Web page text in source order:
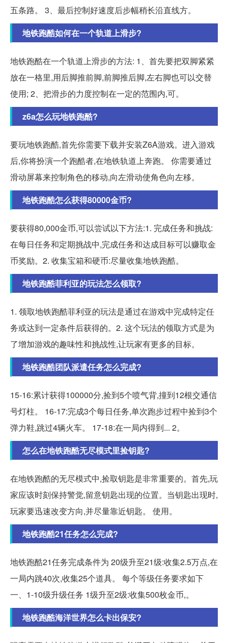
五条路。 3、最后控制好速度后步幅稍长沿直线方。
地铁跑酷如何在一个轨道上滑步?
地铁跑酷在一个轨道上滑步的方法: 1、首先要把双脚紧紧
放在一格里,用后脚推前脚,前脚推后脚,左右脚也可以交替
使用; 2、把滑步的力度控制在一定的范围内,可。
z6a怎么玩地铁跑酷?
要玩地铁跑酷,首先你需要下载并安装Z6A游戏。进入游戏
后,你将扮演一个跑酷者,在地铁轨道上奔跑。 你需要通过
滑动屏幕来控制角色的移动,向左滑动使角色向左移。
地铁跑酷怎么获得80000金币?
要获得80,000金币,可以尝试以下方法:1. 完成任务和挑战:
在每日任务和定期挑战中,完成任务和达成目标可以赚取金
币奖励。2. 收集宝箱和硬币:尽量收集地铁跑酷。
地铁跑酷菲利亚的玩法怎么领取?
1. 领取地铁跑酷菲利亚的玩法是通过在游戏中完成特定任
务或达到一定条件后获得的。2. 这个玩法的领取方式是为
了增加游戏的趣味性和挑战性,让玩家有更多的目标。
地铁跑酷团队派遣任务怎么完成?
15-16:累计获得100000分,捡到5个喷气背,撞到12根交通信
号灯柱。 16-17:完成3个每日任务,单次跑步过程中捡到3个
弹力鞋,跳过4辆火车。 17-18:在一局内得到... 2。
怎么在地铁跑酷无尽模式里捡钥匙?
在地铁跑酷的无尽模式中,捡取钥匙是非常重要的。首先,玩
家应该时刻保持警觉,留意钥匙出现的位置。当钥匙出现时,
玩家要迅速改变方向,并尽量靠近钥匙。 使用。
地铁跑酷21任务怎么完成?
地铁跑酷21任务完成条件为 20级升至21级:收集2.5万点,在
一局内跳40次,收集25个道具。 每个等级任务要求如下
一、1-10级升级任务 1级升至2级:收集500枚金币,。
地铁跑酷海洋世界怎么卡出保安?